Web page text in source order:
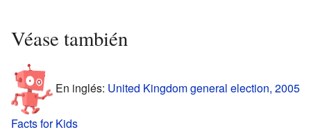
Véase también
En inglés: United Kingdom general election, 2005
Facts for Kids